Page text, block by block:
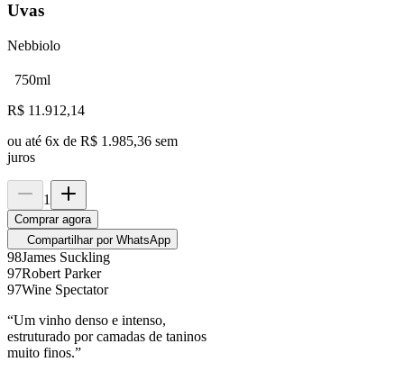
Uvas
Nebbiolo
750ml
R$ 11.912,14
ou até 6x de R$ 1.985,36 sem
juros
1
Comprar agora
Compartilhar por WhatsApp
98James Suckling
97Robert Parker
97Wine Spectator
“Um vinho denso e intenso,
estruturado por camadas de taninos
muito finos.”